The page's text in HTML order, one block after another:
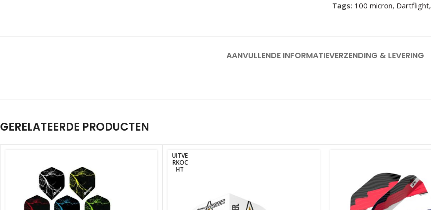
Tags: 100 micron, Dartflight,
AANVULLENDE INFORMATIEVERZENDING & LEVERING
GERELATEERDE PRODUCTEN
UITVE
RKOC
HT